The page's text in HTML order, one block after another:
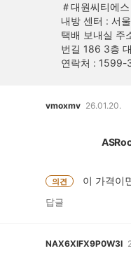
＃대원씨티에
내방 센터 : 서
택배 보내실 주
번길 186 3층
연락처 : 1599-
vmoxmv 26.01.20.
의견 이 가격이
답글
NAX6XIFX9P0W3I